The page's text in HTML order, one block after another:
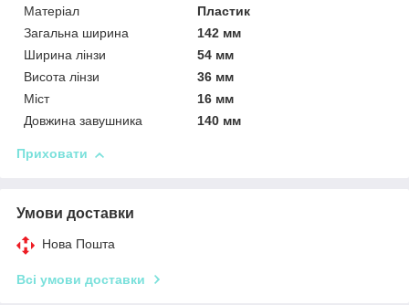
Матеріал
Пластик
Загальна ширина
142 мм
Ширина лінзи
54 мм
Висота лінзи
36 мм
Міст
16 мм
Довжина завушника
140 мм
Приховати
Умови доставки
Нова Пошта
Всі умови доставки